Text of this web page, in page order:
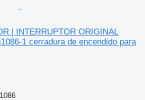
| INTERRUPTOR ORIGINAL
1 cerradura de encendido para